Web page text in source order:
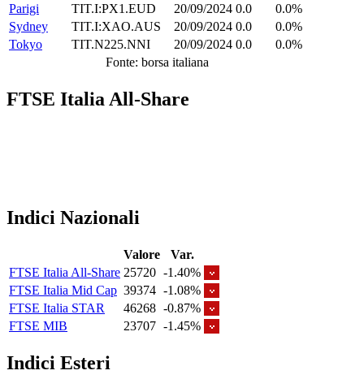
Parigi
TIT.I:PX1.EUD 20/09/2024 0.0
0.0%
Sydney
TIT.I:XAO.AUS 20/09/2024 0.0
0.0%
Tokyo
TIT.N225.NNI 20/09/2024 0.0
0.0%
Fonte: borsa italiana
FTSE Italia All-Share
Indici Nazionali
Valore
Var.
FTSE Italia All-Share 25720 -1.40%
FTSE Italia Mid Cap 39374 -1.08%
FTSE Italia STAR
46268 -0.87%
FTSE MIB
23707 -1.45%
Indici Esteri